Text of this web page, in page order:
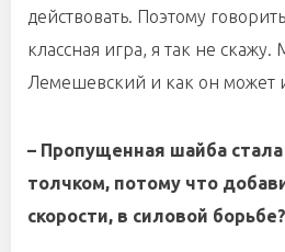
действовать. Поэтому
классная игра, я так не
Лемешевский и как он может
– Пропущенная шайба
толчком, потому что
скорости, в силовой борьбе?